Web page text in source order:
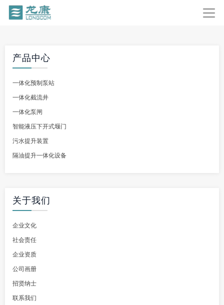
产品中心
一体化预制泵站
一体化截流井
一体化泵闸
智能液压下开式堰门
污水提升装置
隔油提升一体化设备
关于我们
企业文化
社会责任
企业资质
公司画册
招贤纳士
联系我们